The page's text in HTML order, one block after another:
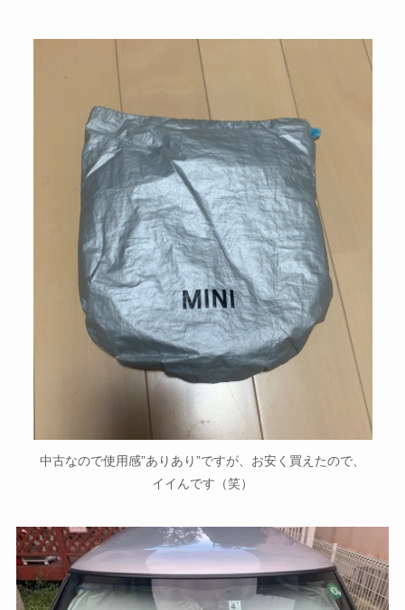
中古なので使用感”ありあり”ですが、お安く買えたので、
イイんです（笑）